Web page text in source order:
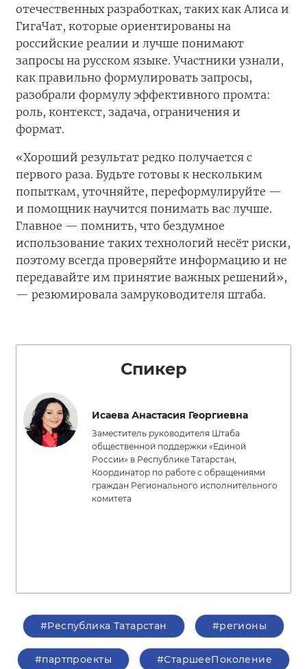
отечественных разработках, таких как Алиса и
ГигаЧат, которые ориентированы на
российские реалии и лучше понимают
запросы на русском языке. Участники узнали,
как правильно формулировать запросы,
разобрали формулу эффективного промта:
роль, контекст, задача, ограничения и
формат.
«Хороший результат редко получается с
первого раза. Будьте готовы к нескольким
попыткам, уточняйте, переформулируйте —
и помощник научится понимать вас лучше.
Главное — помнить, что бездумное
использование таких технологий несёт риски,
поэтому всегда проверяйте информацию и не
передавайте им принятие важных решений»,
— резюмировала замруководителя штаба.
Спикер
Исаева Анастасия Георгиевна
Заместитель руководителя Штаба
общественной поддержки «Единой
России» в Республике Татарстан,
Координатор по работе с обращениями
граждан Регионального исполнительного
комитета
#Республика Татарстан #регионы
#партпроекты #СтаршееПоколение